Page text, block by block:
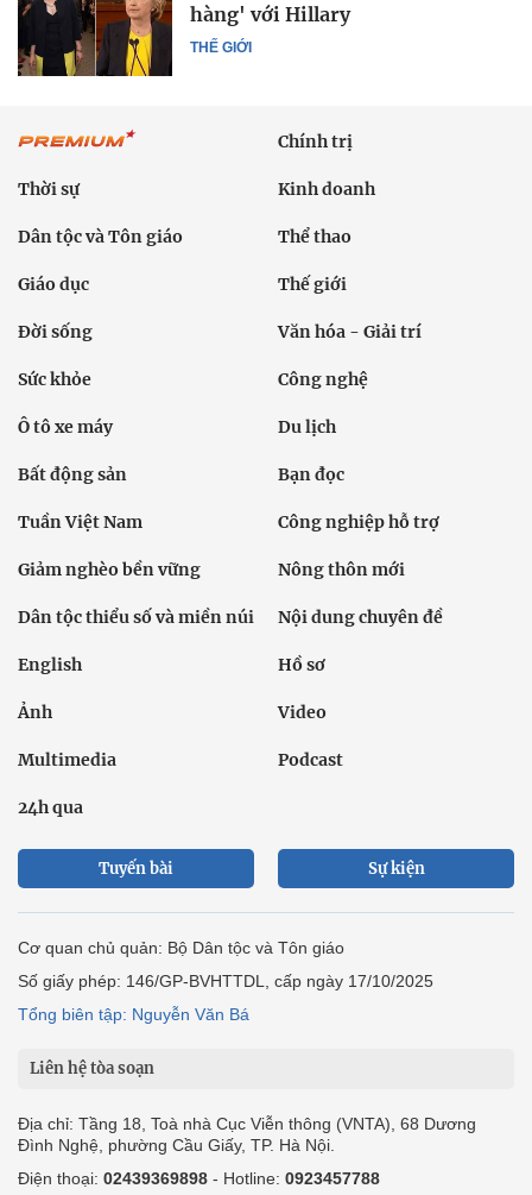
THẾ GIỚI
hàng' với Hillary
Chính trị
Thời sự Kinh doanh
Dân tộc và Tôn giáo Thể thao
Giáo dục Thế giới
Đời sống Văn hóa - Giải trí
Sức khỏe Công nghệ
Ô tô xe máy Du lịch
Bất động sản Bạn đọc
Tuần Việt Nam Công nghiệp hỗ trợ
Giảm nghèo bền vững Nông thôn mới
Dân tộc thiểu số và miền núi Nội dung chuyên đề
English Hồ sơ
Ảnh Video
Multimedia Podcast
24h qua
Tuyến bài Sự kiện
Cơ quan chủ quản: Bộ Dân tộc và Tôn giáo
Số giấy phép: 146/GP-BVHTTDL, cấp ngày 17/10/2025
Tổng biên tập: Nguyễn Văn Bá
Liên hệ tòa soạn
Địa chỉ: Tầng 18, Toà nhà Cục Viễn thông (VNTA), 68 Dương
Đình Nghệ, phường Cầu Giấy, TP. Hà Nội.
Điện thoại: 02439369898 - Hotline: 0923457788